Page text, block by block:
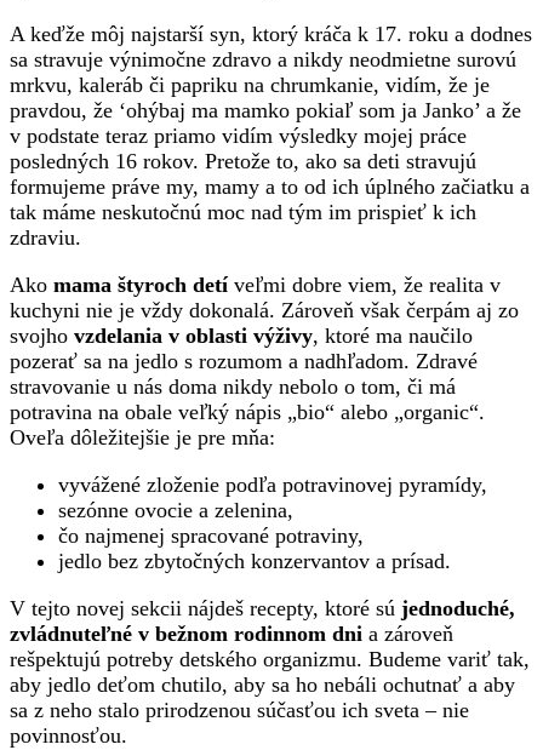
A keďže môj najstarší syn, ktorý kráča k 17. roku a dodnes
sa stravuje výnimočne zdravo a nikdy neodmietne surovú
mrkvu, kaleráb či papriku na chrumkanie, vidím, že je
pravdou, že ‘ohýbaj ma mamko pokiaľ som ja Janko’ a že
v podstate teraz priamo vidím výsledky mojej práce
posledných 16 rokov. Pretože to, ako sa deti stravujú
formujeme práve my, mamy a to od ich úplného začiatku a
tak máme neskutočnú moc nad tým im prispieť k ich
zdraviu.
Ako mama štyroch detíveľmi dobre viem, že realita v
kuchyni nie je vždy dokonalá. Zároveň však čerpám aj zo
svojho vzdelania v oblasti výživy, ktoré ma naučilo
pozerať sa na jedlo s rozumom a nadhľadom. Zdravé
stravovanie u nás doma nikdy nebolo o tom, či má
potravina na obale veľký nápis „bio“ alebo „organic“.
Oveľa dôležitejšie je pre mňa:
vyvážené zloženie podľa potravinovej pyramídy,
sezónne ovocie a zelenina,
čo najmenej spracované potraviny,
jedlo bez zbytočných konzervantov a prísad.
V tejto novej sekcii nájdeš recepty, ktoré sú jednoduché,
zvládnuteľné v bežnom rodinnom dni a zároveň
rešpektujú potreby detského organizmu. Budeme variť tak,
aby jedlo deťom chutilo, aby sa ho nebáli ochutnať a aby
sa z neho stalo prirodzenou súčasťou ich sveta – nie
povinnosťou.